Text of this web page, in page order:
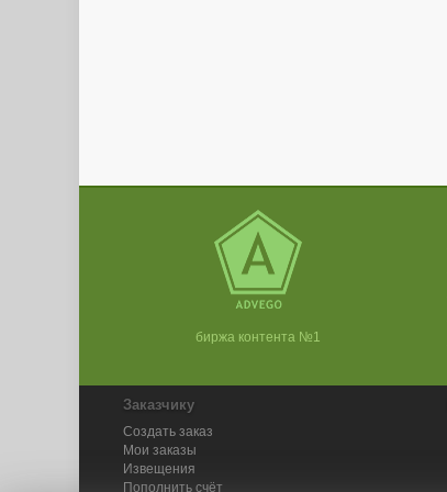
биржа контента №1
Заказчику
Создать заказ
Мои заказы
Извещения
Пополнить счёт